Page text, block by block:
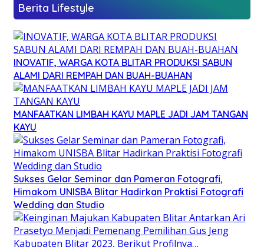
Berita Lifestyle
INOVATIF, WARGA KOTA BLITAR PRODUKSI SABUN
ALAMI DARI REMPAH DAN BUAH-BUAHAN
MANFAATKAN LIMBAH KAYU MAPLE JADI JAM TANGAN
KAYU
Sukses Gelar Seminar dan Pameran Fotografi,
Himakom UNISBA Blitar Hadirkan Praktisi Fotografi
Wedding dan Studio